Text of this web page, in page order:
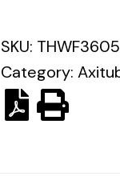
SKU:
Category: